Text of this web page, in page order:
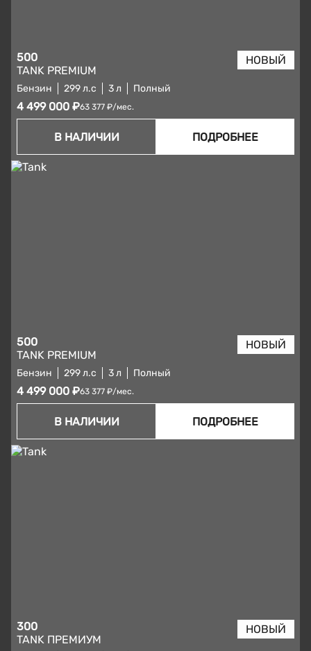
500
TANK PREMIUM
Бензин 299 л.с 3 л Полный
4 499 000 ₽63 377 ₽/мес.
В НАЛИЧИИ ПОДРОБНЕЕ
500
TANK PREMIUM
Бензин 299 л.с 3 л Полный
4 499 000 ₽63 377 ₽/мес.
В НАЛИЧИИ ПОДРОБНЕЕ
300
TANK ПРЕМИУМ